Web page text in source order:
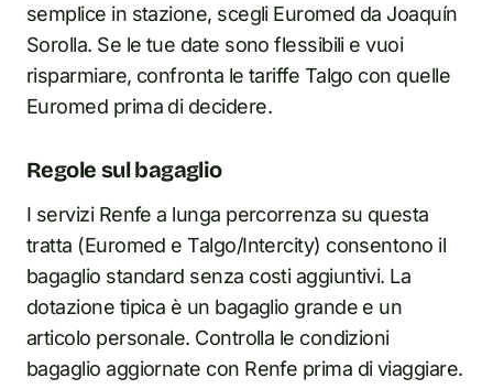
semplice in stazione, scegli Euromed da Joaquín
Sorolla. Se le tue date sono flessibili e vuoi
risparmiare, confronta le tariffe Talgo con quelle
Euromed prima di decidere.
Regole sul bagaglio
I servizi Renfe a lunga percorrenza su questa
tratta (Euromed e Talgo/Intercity) consentono il
bagaglio standard senza costi aggiuntivi. La
dotazione tipica è un bagaglio grande e un
articolo personale. Controlla le condizioni
bagaglio aggiornate con Renfe prima di viaggiare.